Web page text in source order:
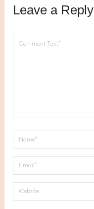
Leave a Reply